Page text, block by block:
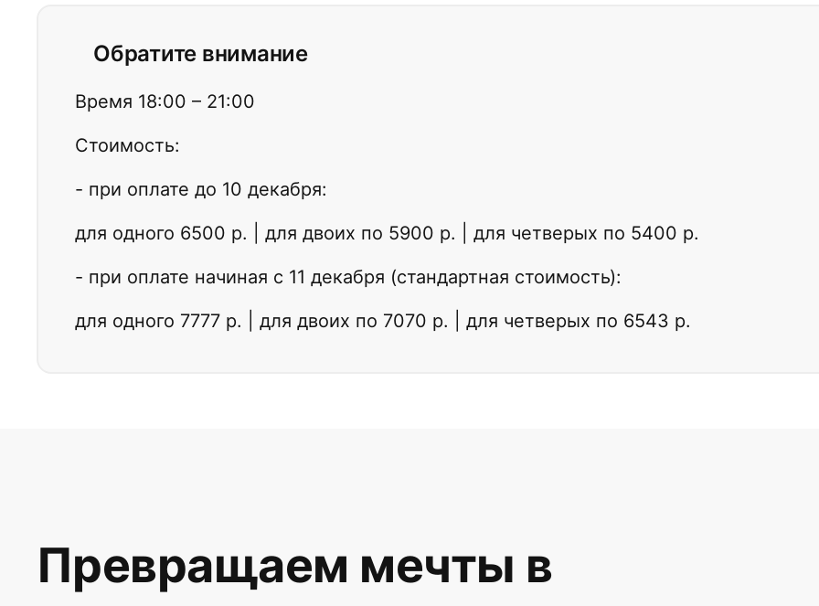
Обратите внимание
Время 18:00 – 21:00
Стоимость:
- при оплате до 10 декабря:
для одного 6500 р. | для двоих по 5900 р. | для четверых по 5400 р.
- при оплате начиная с 11 декабря (стандартная стоимость):
для одного 7777 р. | для двоих по 7070 р. | для четверых по 6543 р.
Превращаем мечты в